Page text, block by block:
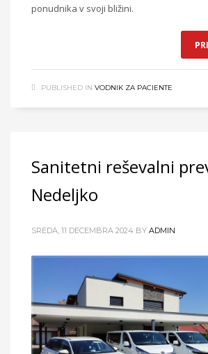
ponudnika v svoji bližini.
PUBLISHED IN VODNIK ZA PACIENTE
Sanitetni reševalni
Nedeljko
SREDA, 11 DECEMBRA 2024 BY ADMIN